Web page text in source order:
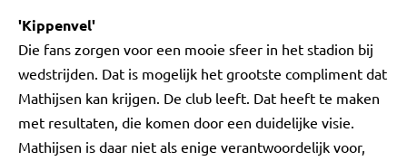
'Kippenvel'
Die fans zorgen voor een mooie sfeer in het stadion bij
wedstrijden. Dat is mogelijk het grootste compliment dat
Mathijsen kan krijgen. De club leeft. Dat heeft te maken
met resultaten, die komen door een duidelijke visie.
Mathijsen is daar niet als enige verantwoordelijk voor,